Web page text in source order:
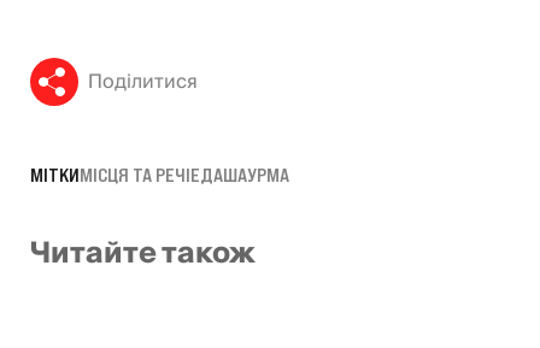
Поділитися
МІТКИМІСЦЯ ТА РЕЧІЕДАШАУРМА
Читайте також